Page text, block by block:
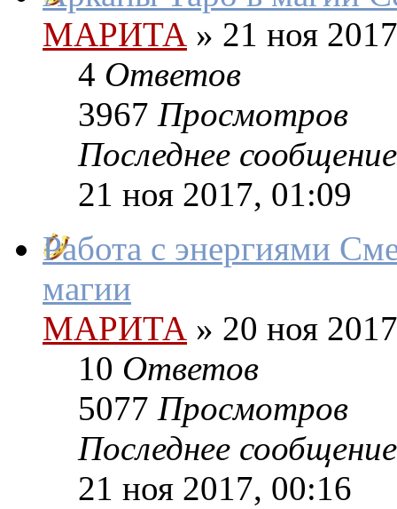
МАРИТА » 21 ноя
4 Ответов
3967 Просмотров
Последнее сообщение
21 ноя 2017, 01:09
Работа с энергиями
магии
МАРИТА » 20 ноя
10 Ответов
5077 Просмотров
Последнее сообщение
21 ноя 2017, 00:16